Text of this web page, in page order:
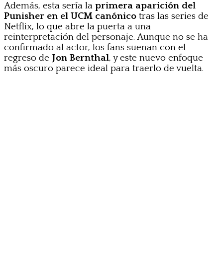
Además, esta sería la primera aparición del
Punisher en el UCM canónico tras las series de
Netflix, lo que abre la puerta a una
reinterpretación del personaje. Aunque no se ha
confirmado al actor, los fans sueñan con el
regreso de Jon Bernthal, y este nuevo enfoque
más oscuro parece ideal para traerlo de vuelta.